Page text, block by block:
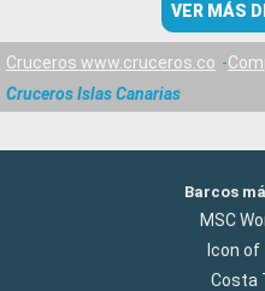
VER MÁS
Cruceros www.cruceros.co
Cruceros Islas Canarias
Barcos
MSC
Icon of
Costa